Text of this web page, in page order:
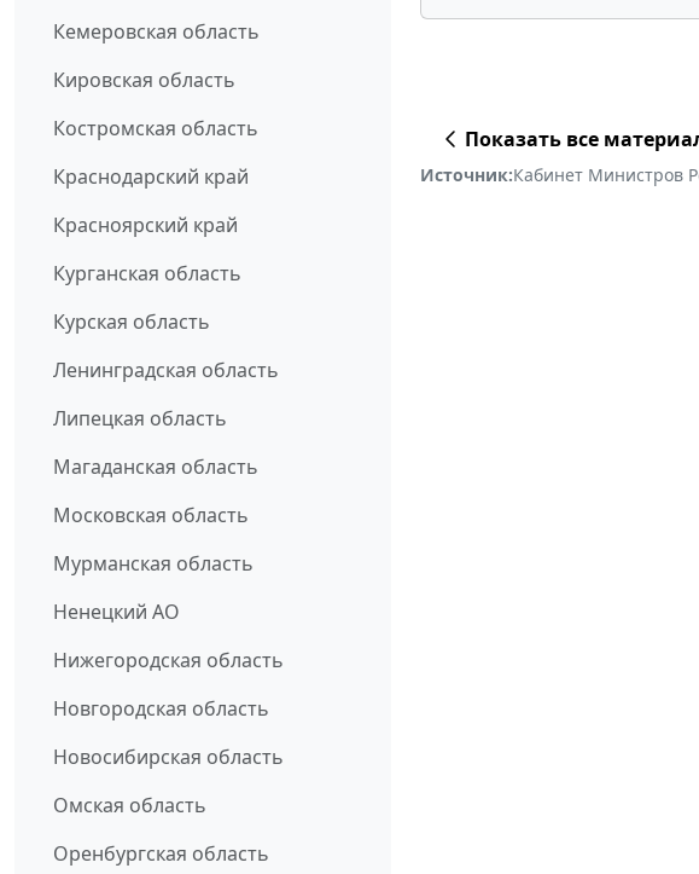
Кемеровская область
Кировская область
Костромская область
Краснодарский край
Красноярский край
Курганская область
Курская область
Ленинградская область
Липецкая область
Магаданская область
Московская область
Мурманская область
Ненецкий АО
Нижегородская область
Новгородская область
Новосибирская область
Омская область
Оренбургская область
Показать все
Источник:Кабинет Министров